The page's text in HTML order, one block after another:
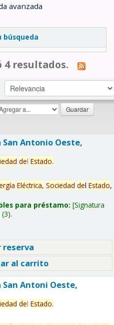
avanzada
búsqueda
4 resultados.
Antonio Oeste,
del Estado.
Eléctrica, Sociedad del Estado,
para préstamo: Signatura
(3).
al carrito
Antoni Oeste,
del Estado.